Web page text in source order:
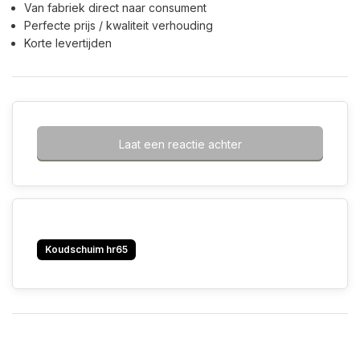
Van fabriek direct naar consument
Perfecte prijs / kwaliteit verhouding
Korte levertijden
Laat een reactie achter
Koudschuim hr65